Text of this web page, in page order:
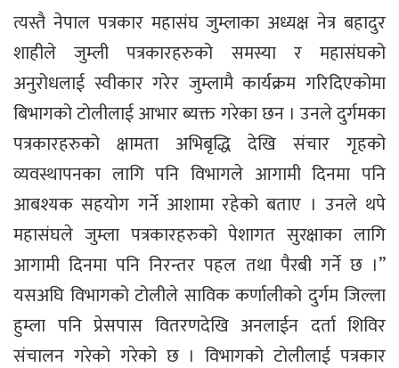
त्यस्तै नेपाल पत्रकार महासंघ जुम्लाका अध्यक्ष नेत्र बहादुर
शाहीले जुम्ली पत्रकारहरुको समस्या र महासंघको
अनुरोधलाई स्वीकार गरेर जुम्लामै कार्यक्रम गरिदिएकोमा
बिभागको टोलीलाई आभार ब्यक्त गरेका छन । उनले दुर्गमका
पत्रकारहरुको क्षामता अभिबृद्धि देखि संचार गृहको
व्यवस्थापनका लागि पनि विभागले आगामी दिनमा पनि
आबश्यक सहयोग गर्ने आशामा रहेको बताए । उनले थपे
महासंघले जुम्ला पत्रकारहरुको पेशागत सुरक्षाका लागि
आगामी दिनमा पनि निरन्तर पहल तथा पैरबी गर्ने छ ।”
यसअघि विभागको टोलीले साविक कर्णालीको दुर्गम जिल्ला
हुम्ला पनि प्रेसपास वितरणदेखि अनलाईन दर्ता शिविर
संचालन गरेको गरेको छ । विभागको टोलीलाई पत्रकार